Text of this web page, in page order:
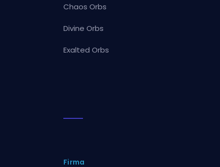
Chaos Orbs
Divine Orbs
Exalted Orbs
Firma